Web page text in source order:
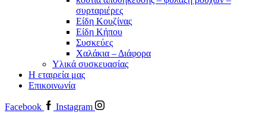
συρταριέρες
Είδη Κουζίνας
Είδη Κήπου
Συσκεύες
Χαλάκια – Διάφορα
Yλικά συσκευασίας
Η εταιρεία μας
Επικοινωνία
Facebook Instagram